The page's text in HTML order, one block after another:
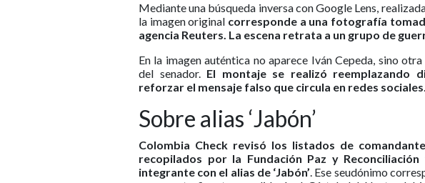
Mediante una búsqueda inversa con Google Lens,
la imagen original corresponde a una fotografía
agencia Reuters. La escena retrata a un grupo de
En la imagen auténtica no aparece Iván Cepeda, sino
del senador. El montaje se realizó reemplazando
reforzar el mensaje falso que circula en redes sociales.
Sobre alias ‘Jabón’
Colombia Check revisó los listados de
recopilados por la Fundación Paz y
integrante con el alias de ‘Jabón’. Ese seudónimo